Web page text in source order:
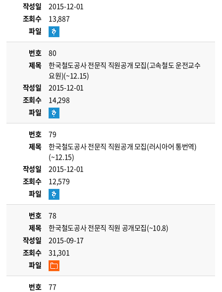
작성일
2015-12-01
조회수
13,887
파일
번호
80
제목
한국철도공사 전문직 직원공개 모집(고속철도 운전교수
요원)(~12.15)
작성일
2015-12-01
조회수
14,298
파일
번호
79
제목
한국철도공사 전문직 직원공개 모집(러시아어 통번역)
(~12.15)
작성일
2015-12-01
조회수
12,579
파일
번호
78
제목
한국철도공사 전문직 직원 공개모집(~10.8)
작성일
2015-09-17
조회수
31,301
파일
번호
77